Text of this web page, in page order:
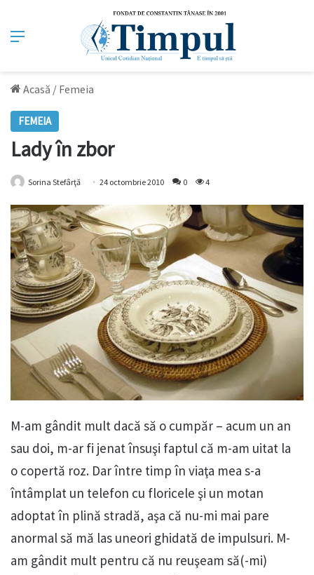
Meniu
Acasă / Femeia
FEMEIA
Lady în zbor
Sorina Stefârţă 24 octombrie 2010 0 4
M-am gândit mult dacă să o cumpăr – acum un an
sau doi, m-ar fi jenat însuşi faptul că m-am uitat la
o copertă roz. Dar între timp în viaţa mea s-a
întâmplat un telefon cu floricele şi un motan
adoptat în plină stradă, aşa că nu-mi mai pare
anormal să mă las uneori ghidată de impulsuri. M-
am gândit mult pentru că nu reuşeam să(-mi)